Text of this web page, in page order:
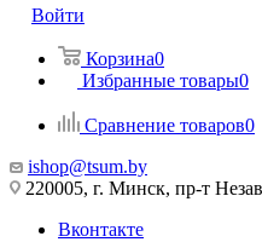
Войти
Корзина0
Избранные товары0
Сравнение товаров0
ishop@tsum.by
220005, г. Минск, пр-т
Вконтакте